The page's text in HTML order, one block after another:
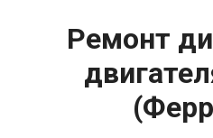
Ремонт